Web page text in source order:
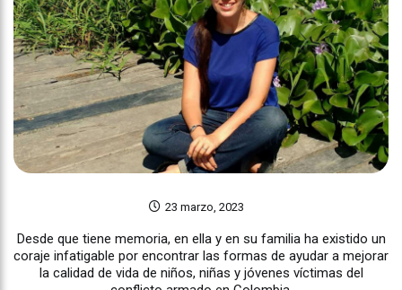
23 marzo, 2023
Desde que tiene memoria, en ella y en su familia ha existido un
coraje infatigable por encontrar las formas de ayudar a mejorar
la calidad de vida de niños, niñas y jóvenes víctimas del